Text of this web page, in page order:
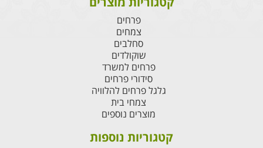
פרחים
צמחים
סחלבים
שוקולדים
פרחים למשרד
סידורי פרחים
גלגל פרחים להלוויה
צמחי בית
מוצרים נוספים
קטגוריות נוספות